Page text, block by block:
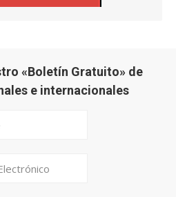
«Boletín Gratuito» de
e internacionales